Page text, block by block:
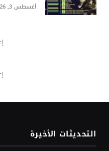
أغسطس 3, 2026
التحديثات الأخيرة